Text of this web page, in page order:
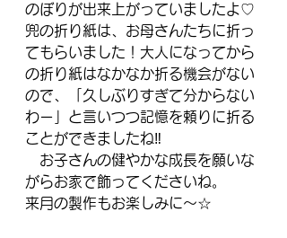
のぼりが出来上がっていましたよ♡
兜の折り紙は、お母さんたちに折っ
てもらいました！大人になってから
の折り紙はなかなか折る機会がない
ので、「久しぶりすぎて分からない
わー」と言いつつ記憶を頼りに折る
ことができましたね‼
お子さんの健やかな成長を願いな
がらお家で飾ってくださいね。
来月の製作もお楽しみに～☆